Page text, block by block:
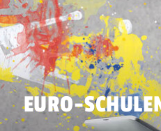
EURO-